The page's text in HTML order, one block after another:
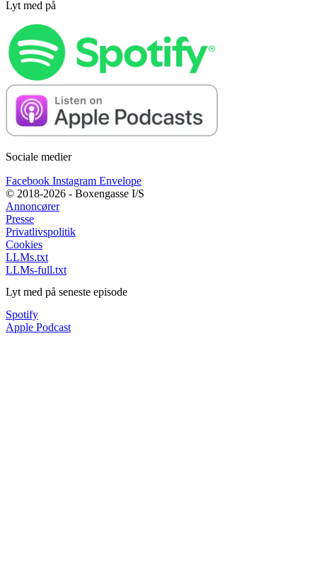
Lyt med på
Sociale medier
Facebook Instagram Envelope
© 2018-2026 - Boxengasse I/S
Annoncører
Presse
Privatlivspolitik
Cookies
LLMs.txt
LLMs-full.txt
Lyt med på seneste episode
Spotify
Apple Podcast